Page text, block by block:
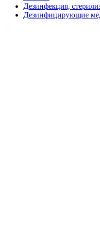
Дезинфекция,
Дезинфицирующие